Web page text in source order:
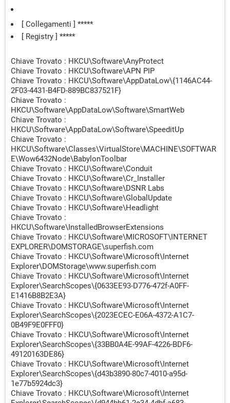
TE~1.EXE (/Check) -> Trovato
[Suspicious.Path] UKEG.job --
C:\Users\casa\AppData\Roaming\UKEG.exe
(/infocmdline=aIv+sMXJqkdVNB7F5sG8zewzkyE4vH4Ssh4
s6ZKnVIj29cgFmPJHf+6X3nz/vpyjYT/rZDIS7rmgRglIZ+tKq
niHGYJkpozrRL7nd/V/51Tw66X6Xm9kMU4VwGA/bfakg5f0
iPbRYcre4wzEpxiKZ7oz4PYAS0kAc6XmwtqEYbr21w5/9qRh
KzAKchp5kjd38Zn4jWc4YCb7hv8F3wTOLoxU9qyZwSYy28
4J9PLaDBa+VIxJHcwpEIIZsdLlkQxVJqNhWxmDQvbzcDhPF
sWppaampOtvlrtRzAKhoKtMHCr2I0oZTHsvBP1ypFf7fN87Ij
DRpFMzQVNQIxveBfYkefsi+OF68ZoCeE9zGNgQkW0XN7sU
ZZ/OTj8HOLfPNn5ND2YHysOb4tL+XEy2nM7SlUGWVVnLQI
uDIR0p8aIxR6FMNDZQjj29+D3mjiIt9K888Ecpt3juxgT6Y/Yk
) -> Trovato
[Suspicious.Path] WUTXGWH.job --
C:\Users\casa\AppData\Roaming\WUTXGWH.exe
(/infocmdline=ivpIW6KUBZpqRFrQHkWtMrEvp3+WZDQysX
Gn44+JYaNvYPI2mYGqTL8DFF0yisNu/l+6/NUcj8LfEpCIps3
055ctLpWV3ZyNPPGZvTfJU8Naj39w7kipiM/1TDmg59ICFE
QVDGzDEPEDc7PkkiDk0kD9eAImK5OrbqD7mTLgW+Q2ti53
3wtxWtxN8oQczG4eavEBWS/VlpAdMwL6EixT64oJUOc8wK
ZMdksx0qSOENXFMld7TGGTi5FwGzxgwMmEorTJOwMIn3
ajopzi85jE04+BQ2KO8RnyJjgTk7YGm1rBGvEYwu1aOXiUkG
DC8Q0q2UiCurvOG/TNTKUUEDAL/02DxRa9yQojUGnAAMp
VZeuks11nOMmFBwy5lfgno5cEqEguklYqypyDqMwbXMGiJ
QGxdB5g7uS22sLeTZaIDiXy2q9bNY5QTnewF/HLHTEULdTl
UlYF/+AS8jV5p6+OJvY4UoMh/TTirv5SjFxXYZUgvdl3miEfa
uIVbUxYtKLGqA5POcZgiGcz88A0D/owDv2EW28VYmjIYUpc
NAfwwBd8A7nOqSIXtDw3Vqe0JeZHQr6Yp/Ves+OqMM858
7Ryv2iCkwpevi6rrr9x9A4crcJfU6S+2xTNAyYBSdpWy9qW1v
h9vSUNyhCrdLSjq0PfHww9PoW/hIZdMw4hjfXxM70=) ->
Trovato
[Suspicious.Path] \\AVG-Secure-Search-
Update_JUNE2013_HP_rmv -- C:\Windows\TEMP\
{3079AD7A-9B59-4F84-9256-F9ECD10E0685}.exe (--
uninstall=1) -> Trovato
[Suspicious.Path] \\AVG-Secure-Search-
Update_JUNE2013_TB_rmv -- C:\Windows\TEMP\
[ Collegamenti ] *****
[ Registry ] *****
Chiave Trovato : HKCU\Software\AnyProtect
Chiave Trovato : HKCU\Software\APN PIP
Chiave Trovato : HKCU\Software\AppDataLow\{1146AC44-
2F03-4431-B4FD-889BC837521F}
Chiave Trovato :
HKCU\Software\AppDataLow\Software\SmartWeb
Chiave Trovato :
HKCU\Software\AppDataLow\Software\SpeeditUp
Chiave Trovato :
HKCU\Software\Classes\VirtualStore\MACHINE\SOFTWAR
E\Wow6432Node\BabylonToolbar
Chiave Trovato : HKCU\Software\Conduit
Chiave Trovato : HKCU\Software\Cr_Installer
Chiave Trovato : HKCU\Software\DSNR Labs
Chiave Trovato : HKCU\Software\GlobalUpdate
Chiave Trovato : HKCU\Software\Headlight
Chiave Trovato :
HKCU\Software\InstalledBrowserExtensions
Chiave Trovato : HKCU\Software\MICROSOFT\INTERNET
EXPLORER\DOMSTORAGE\superfish.com
Chiave Trovato : HKCU\Software\Microsoft\Internet
Explorer\DOMStorage\www.superfish.com
Chiave Trovato : HKCU\Software\Microsoft\Internet
Explorer\SearchScopes\{0633EE93-D776-472f-A0FF-
E1416B8B2E3A}
Chiave Trovato : HKCU\Software\Microsoft\Internet
Explorer\SearchScopes\{2023ECEC-E06A-4372-A1C7-
0B49F9E0FFF0}
Chiave Trovato : HKCU\Software\Microsoft\Internet
Explorer\SearchScopes\{33BB0A4E-99AF-4226-BDF6-
49120163DE86}
Chiave Trovato : HKCU\Software\Microsoft\Internet
Explorer\SearchScopes\{d43b3890-80c7-4010-a95d-
1e77b5924dc3}
Chiave Trovato : HKCU\Software\Microsoft\Internet